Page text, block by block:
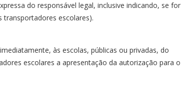
do responsável legal, inclusive indicando, se for
transportadores escolares).
às escolas, públicas ou privadas, do
escolares a apresentação da autorização para o